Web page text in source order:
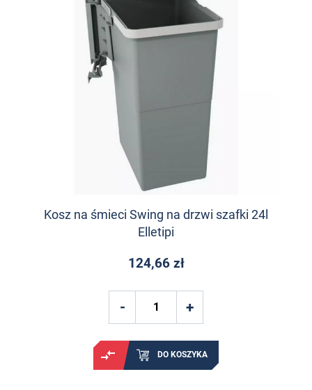
Kosz na śmieci Swing na drzwi szafki 24l
Elletipi
124,66 zł
DO KOSZYKA